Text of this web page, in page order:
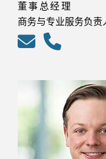
董事总经理
商务与专业服务负